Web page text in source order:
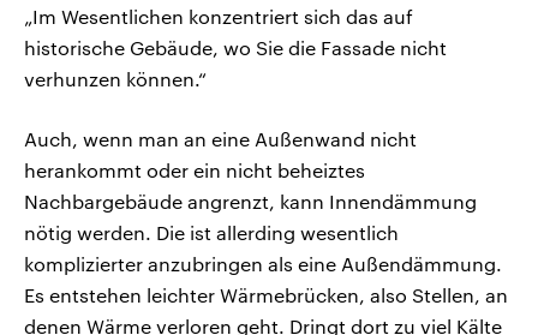
„Im Wesentlichen konzentriert sich das auf
historische Gebäude, wo Sie die Fassade nicht
verhunzen können.“
Auch, wenn man an eine Außenwand nicht
herankommt oder ein nicht beheiztes
Nachbargebäude angrenzt, kann Innendämmung
nötig werden. Die ist allerding wesentlich
komplizierter anzubringen als eine Außendämmung.
Es entstehen leichter Wärmebrücken, also Stellen, an
denen Wärme verloren geht. Dringt dort zu viel Kälte